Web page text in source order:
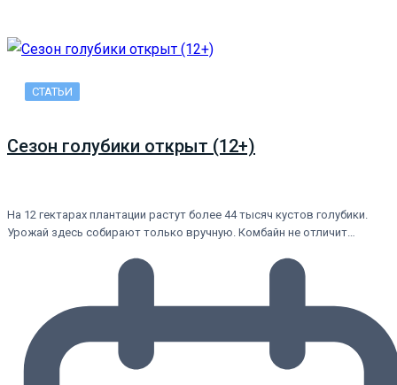
СТАТЬИ
Сезон голубики открыт (12+)
На 12 гектарах плантации растут более 44 тысяч кустов голубики.
Урожай здесь собирают только вручную. Комбайн не отличит…